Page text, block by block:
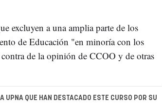
excluyen a una amplia parte de los
de Educación "en minoría con los
de la opinión de CCOO y de otras
UPNA QUE HAN DESTACADO ESTE CURSO POR SU